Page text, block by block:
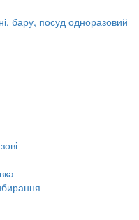
бару, посуд одноразовий